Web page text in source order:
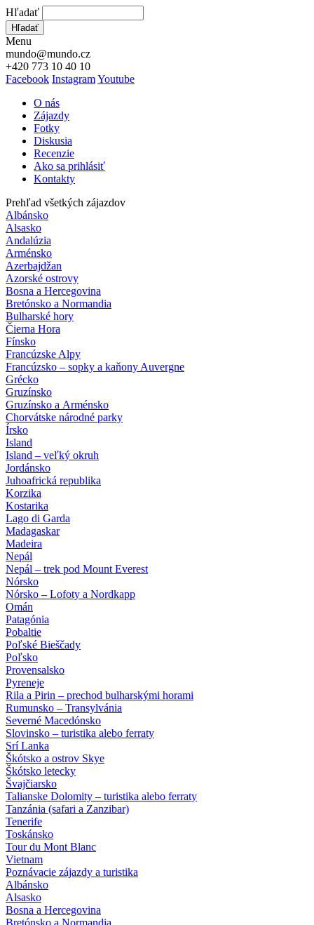
Hľadať
Hľadať
Menu
mundo@mundo.cz
+420 773 10 40 10
Facebook InstagramYoutube
O nás
Zájazdy
Fotky
Diskusia
Recenzie
Ako sa prihlásiť
Kontakty
Prehľad všetkých zájazdov
Albánsko
Alsasko
Andalúzia
Arménsko
Azerbajdžan
Azorské ostrovy
Bosna a Hercegovina
Bretónsko a Normandia
Bulharské hory
Čierna Hora
Fínsko
Francúzske Alpy
Francúzsko – sopky a kaňony Auvergne
Grécko
Gruzínsko
Gruzínsko a Arménsko
Chorvátske národné parky
Írsko
Island
Island – veľký okruh
Jordánsko
Juhoafrická republika
Korzika
Kostarika
Lago di Garda
Madagaskar
Madeira
Nepál
Nepál – trek pod Mount Everest
Nórsko
Nórsko – Lofoty a Nordkapp
Omán
Patagónia
Pobaltie
Poľské Bieščady
Poľsko
Provensalsko
Pyreneje
Rila a Pirin – prechod bulharskými horami
Rumunsko – Transylvánia
Severné Macedónsko
Slovinsko – turistika alebo ferraty
Srí Lanka
Škótsko a ostrov Skye
Škótsko letecky
Švajčiarsko
Talianske Dolomity – turistika alebo ferraty
Tanzánia (safari a Zanzibar)
Tenerife
Toskánsko
Tour du Mont Blanc
Vietnam
Poznávacie zájazdy a turistika
Albánsko
Alsasko
Bosna a Hercegovina
Bretónsko a Normandia